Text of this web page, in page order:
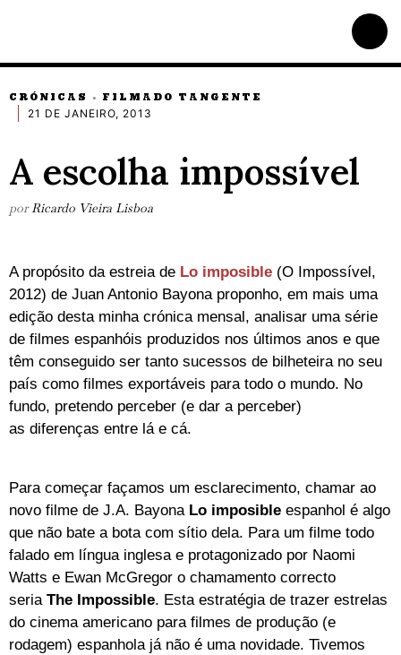
CRÓNICAS · FILMADO TANGENTE
21 DE JANEIRO, 2013
A escolha impossível
porRicardo Vieira Lisboa
A propósito da estreia de Lo imposible (O Impossível,
2012) de Juan Antonio Bayona proponho, em mais uma
edição desta minha crónica mensal, analisar uma série
de filmes espanhóis produzidos nos últimos anos e que
têm conseguido ser tanto sucessos de bilheteira no seu
país como filmes exportáveis para todo o mundo. No
fundo, pretendo perceber (e dar a perceber)
as diferenças entre lá e cá.
Para começar façamos um esclarecimento, chamar ao
novo filme de J.A. Bayona Lo imposible espanhol é algo
que não bate a bota com sítio dela. Para um filme todo
falado em língua inglesa e protagonizado por Naomi
Watts e Ewan McGregor o chamamento correcto
seria The Impossible. Esta estratégia de trazer estrelas
do cinema americano para filmes de produção (e
rodagem) espanhola já não é uma novidade. Tivemos